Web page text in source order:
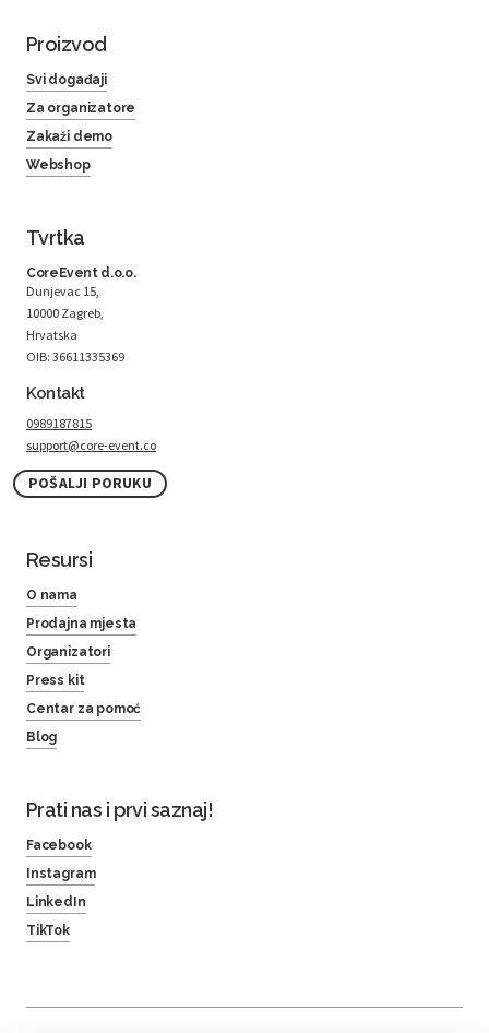
Proizvod
Svi događaji
Za organizatore
Zakaži demo
Webshop
Tvrtka
CoreEvent d.o.o.
Dunjevac 15,
10000 Zagreb,
Hrvatska
OIB: 36611335369
Kontakt
0989187815
support@core-event.co
POŠALJI PORUKU
Resursi
O nama
Prodajna mjesta
Organizatori
Press kit
Centar za pomoć
Blog
Prati nas i prvi saznaj!
Facebook
Instagram
LinkedIn
TikTok